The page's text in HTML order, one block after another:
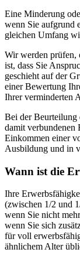
Eine Minderung
wenn Sie aufgrund
gleichen Umfang
Wir werden prüfen,
ist, dass Sie
geschieht auf der
einer Bewertung
Ihrer verminderten
Bei der Beurteilung
damit verbundenen
Einkommen einer
Ausbildung und in
Wann ist die
Ihre
(zwischen 1/2 und
wenn Sie nicht
wenn Sie sich
für voll
ähnlichem Alter